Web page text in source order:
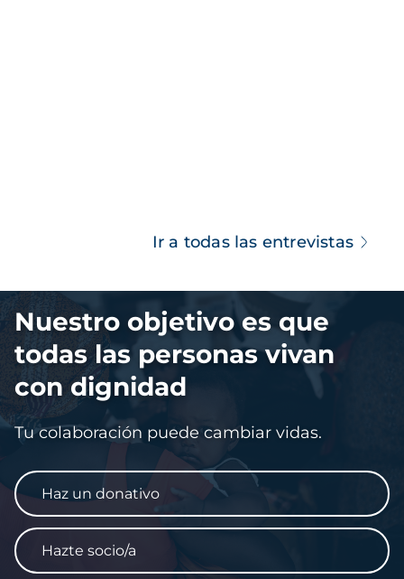
Ir a todas las entrevistas
Imagen
Nuestro objetivo es que
todas las personas vivan
con dignidad
Tu colaboración puede cambiar vidas.
Haz un donativo
Hazte socio/a